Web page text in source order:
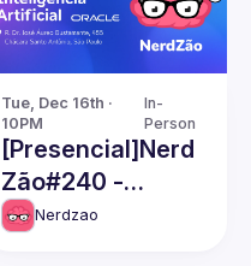
Tue, Dec 16th ·
10PM
In-
Person
[Presencial]Nerd
Zão#240 -
Artificial
Nerdzao